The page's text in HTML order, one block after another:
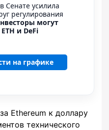
Сенате усилила
регулирования
могут
и DeFi
на графике
Ethereum к доллару
технического